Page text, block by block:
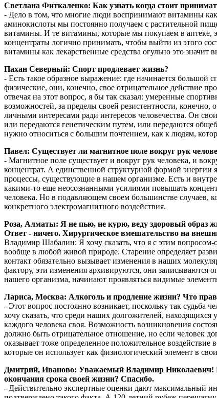
Светлана Фиткаленко: Как узнать когда стоит
- Дело в том, что многие люди воспринимают витамины
аминокислоты мы постоянно получаем с растительной
витамины. И те витамины, которые мы покупаем в аптеке,
концентраты логично принимать, чтобы выйти из этого
витамины как лекарственные средства огульно это
Пахан Северный: Спорт продлевает жизнь?
- Есть такое образное выражение: где начинается
физические, они, конечно, свое отрицательное действие
отвечая на этот вопрос, я бы так сказал: умеренные
возможностей, за пределы своей резистентности, конечно,
личными интересами ради интересов человечества. Он
или передаются генетическим путем, или передаются
нужно относиться с большим почтением, как к людям,
Павел: Существует ли магнитное поле вокруг рук
- Магнитное поле существует и вокруг рук человека, и
концентрат. А единственной структурной формой энергии
процессы, существующие в нашем организме. Есть и
какими-то еще неосознанными усилиями повышать
человека. Но в подавляющем своем большинстве случаев,
конкретного электромагнитного воздействия.
Роза, Алматы: Я не пью, не курю, веду здоровый образ
Ответ - ничего. Хирургическое вмешательство на
Владимир Шабалин: Я хочу сказать, что я с этим
вообще в любой живой природе. Старение определяет
контакт обязательно вызывает изменения в наших
фактору, эти изменения архивируются, они записываются
нашего организма, начинают проявляться видимые
Лариса, Москва: Алкоголь и продление жизни? Что
- Этот вопрос постоянно возникает, поскольку так судьба
хочу сказать, что среди наших долгожителей,
каждого человека своя. Возможность возникновения
должно быть отрицательное отношение, но если человек
оказывает тоже определенное положительное
которые он использует как физиологический элемент в
Дмитрий, Иваново: Уважаемый Владимир Николаевич!
окончания срока своей жизни? Спасибо.
- Действительно экспертные оценки дают максимальный